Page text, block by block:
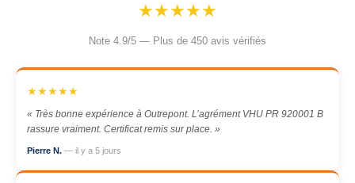
★★★★★
Note 4.9/5 — Plus de 450 avis vérifiés
★★★★★
« Très bonne expérience à Outrepont. L’agrément VHU PR 920001 B
rassure vraiment. Certificat remis sur place. »
Pierre N. — il y a 5 jours